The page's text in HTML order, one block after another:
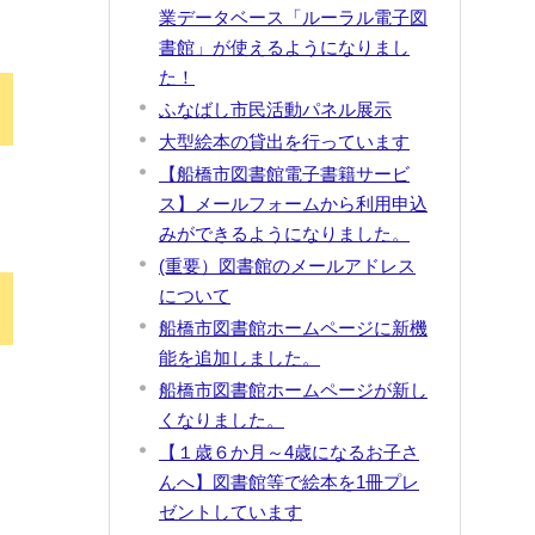
業データベース「ルーラル電子図
書館」が使えるようになりまし
た！
ふなばし市民活動パネル展示
大型絵本の貸出を行っています
【船橋市図書館電子書籍サービ
ス】メールフォームから利用申込
みができるようになりました。
(重要）図書館のメールアドレス
について
船橋市図書館ホームページに新機
能を追加しました。
船橋市図書館ホームページが新し
くなりました。
【１歳６か月～4歳になるお子さ
んへ】図書館等で絵本を1冊プレ
ゼントしています